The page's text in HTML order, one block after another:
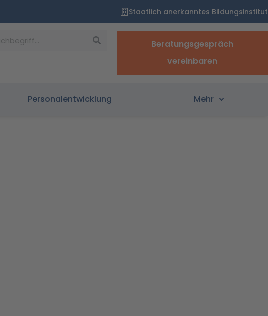
Staatlich anerkanntes Bildungsinstitut
Beratungsgespräch
vereinbaren
Personalentwicklung Mehr